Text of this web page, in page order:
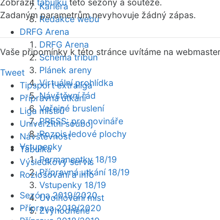
Kariéra
Redakce webu
DRFG Arena
DRFG Arena
Schéma tribun
Plánek areny
Virtuální prohlídka
Návštěvní řád
Veřejné bruslení
PRESS: pro novináře
Rozpis ledové plochy
Vstupenky
Permanentky 18/19
Přípravná utkání 18/19
Vstupenky 18/19
Uvolňování míst
Zvýhodněné
Zobrazit tabulku této sezóny a soutěže.
Zadaným parametrům nevyhovuje žádný zápas.
Vaše připomínky k této stránce uvítáme na webmaster
Tweet
Tipsport extraliga
Přípravná utkání
Liga mistrů
Univerzitní souboj
Návštěvnost
Tabulka
Výsledkový servis
Rozlosování a info
Sezóna 2019/2020
Příprava 2019/2020